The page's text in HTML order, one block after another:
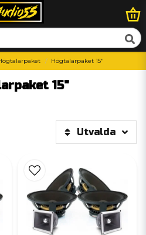
Högtalarpaket 15"
15"
Utvalda